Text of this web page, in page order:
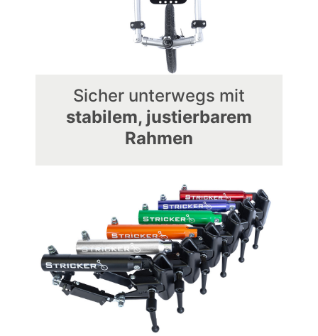
Sicher unterwegs mit
stabilem, justierbarem
Rahmen